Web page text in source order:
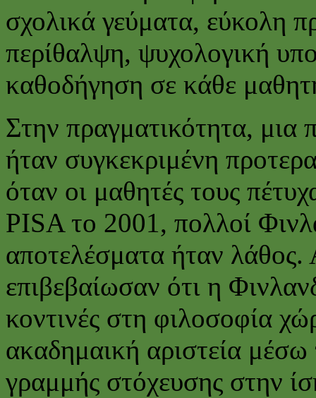
σχολικά γεύματα, εύκολη
περίθαλψη, ψυχολογική
καθοδήγηση σε κάθε
Στην πραγματικότητα, μια
ήταν συγκεκριμένη
όταν οι μαθητές τους
PISA το 2001, πολλοί
αποτελέσματα ήταν
επιβεβαίωσαν ότι η
κοντινές στη φιλοσοφία
ακαδημαική αριστεία μέσω
γραμμής στόχευσης στην